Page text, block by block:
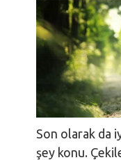
Son olarak da
şey konu.